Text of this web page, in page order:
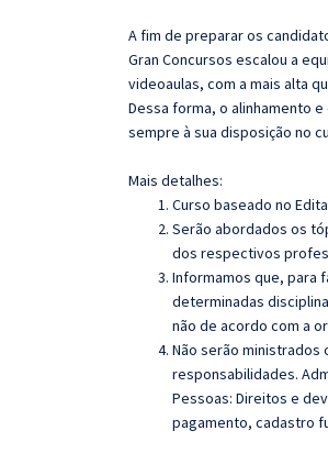
A fim de preparar os
Gran Concursos escalou a
videoaulas, com a mais alta
Dessa forma, o alinhamento
sempre à sua disposição no
Mais detalhes:
Curso baseado no
Serão abordados os
dos respectivos
Informamos que, para
determinadas
não de acordo com a
Não serão ministrados
responsabilidades.
Pessoas: Direitos e
pagamento, cadastro